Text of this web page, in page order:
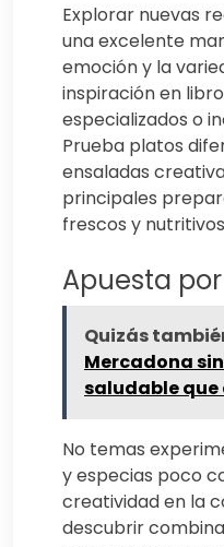
Explorar nuevas
una excelente
emoción y la
inspiración en
especializados o
Prueba platos
ensaladas
principales
frescos y
Apuesta
Quizás
Mercadona
saludable
No temas
y especias poco
creatividad en la
descubrir